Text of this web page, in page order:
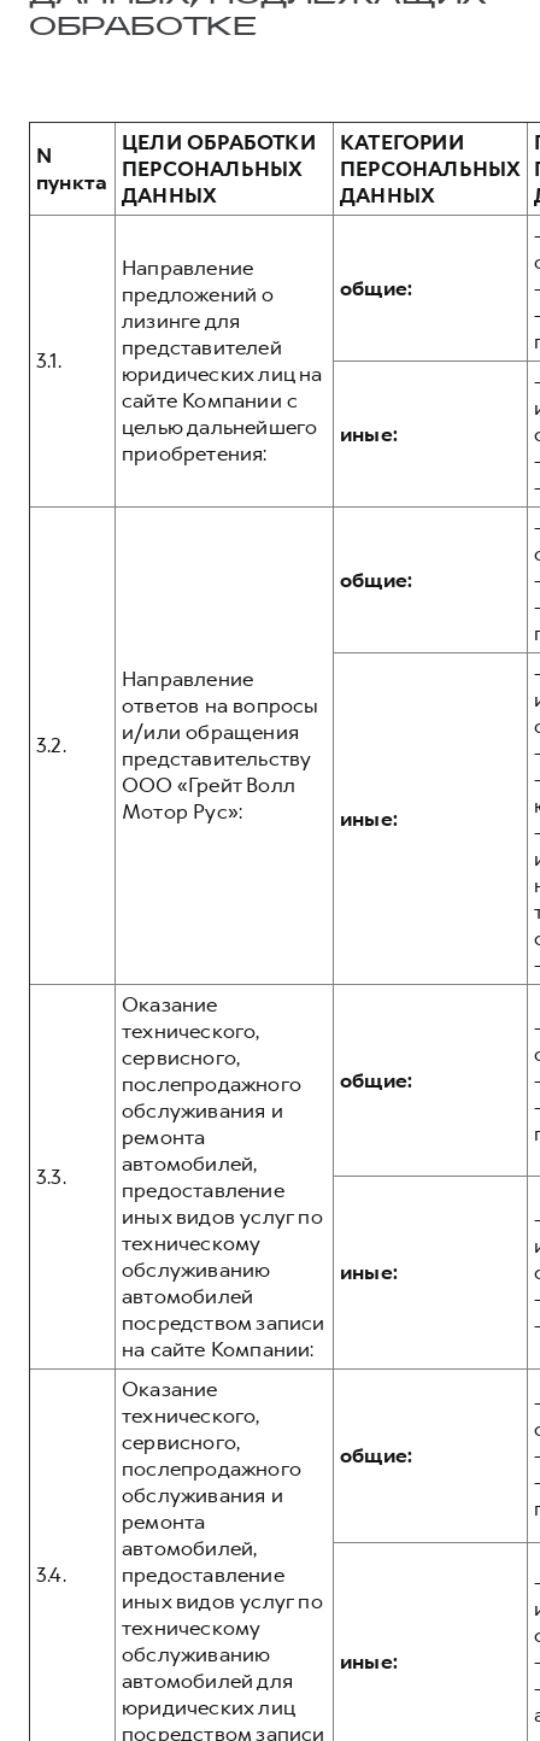
ОБРАБОТКЕ
N
пункта
ЦЕЛИ ОБРАБОТКИ
ПЕРСОНАЛЬНЫХ
ДАННЫХ
КАТЕГОРИИ
ПЕРСОНАЛЬНЫХ
ДАННЫХ
3.1.
Направление
предложений о
лизинге для
представителей
юридических лиц на
сайте Компании с
целью дальнейшего
приобретения:
общие:
иные:
3.2.
Направление
ответов на вопросы
и/или обращения
представительству
ООО «Грейт Волл
Мотор Рус»:
общие:
иные:
3.3.
Оказание
технического,
сервисного,
послепродажного
обслуживания и
ремонта
автомобилей,
предоставление
иных видов услуг по
техническому
обслуживанию
автомобилей
посредством записи
на сайте Компании:
общие:
иные:
3.4.
Оказание
технического,
сервисного,
послепродажного
обслуживания и
ремонта
автомобилей,
предоставление
иных видов услуг по
техническому
обслуживанию
автомобилей для
юридических лиц
посредством записи
общие:
иные: